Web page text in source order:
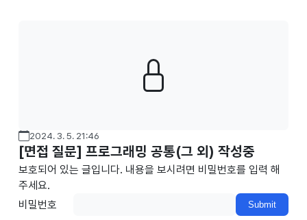
er의 Dart언어는 네이티브 코드로 컴파일 될 수 있다. 허나 Rea
ct Native는 네이티브 모듈과 통신하기 위해 JavaScript 브리
지를 사용하기 때문에 성능이 Flutter에 비해 약간 낮을 수 있
2024. 3. 5. 21:46
[면접 질문] 프로그래밍 공통(그 외) 작성중
보호되어 있는 글입니다. 내용을 보시려면 비밀번호를 입력 해
주세요.
비밀번호